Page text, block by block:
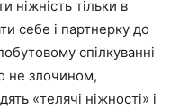
ніжність тільки в
себе і партнерку до
спілкуванні
не злочином,
«телячі ніжності» і